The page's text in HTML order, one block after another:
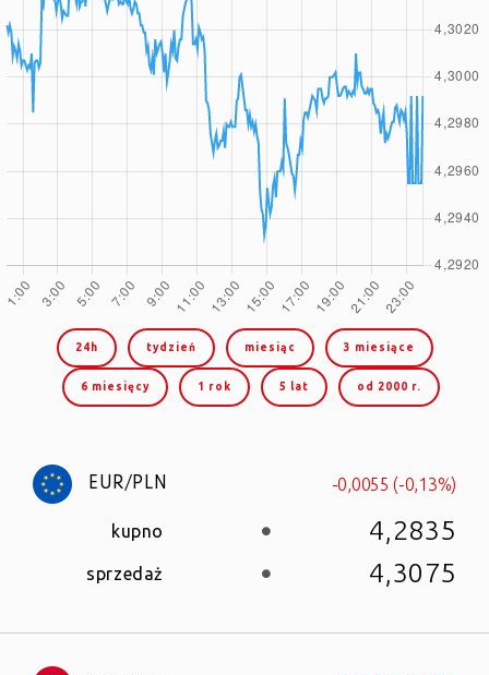
24h tydzień miesiąc 3 miesiące
6 miesięcy 1 rok 5 lat od 2000 r.
EUR/PLN -0,0055 (-0,13%)
kupno 4,2835
sprzedaż 4,3075